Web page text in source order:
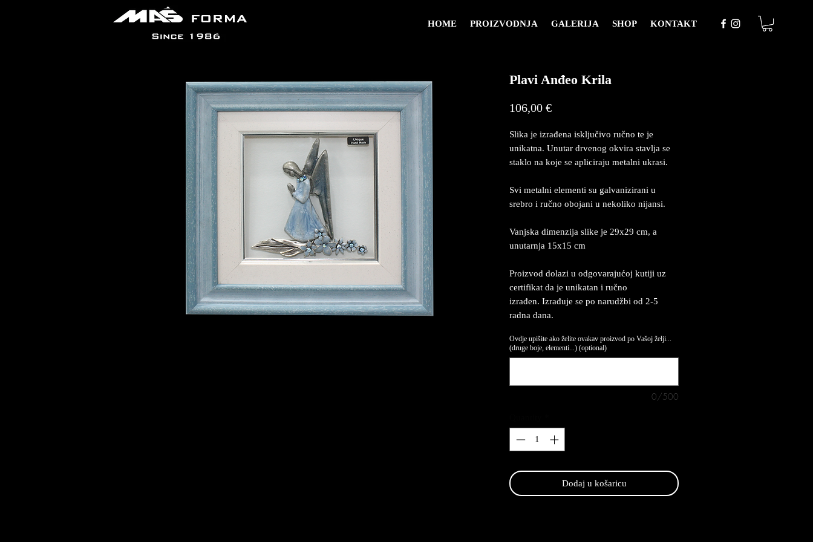
HOME PROIZVODNJA GALERIJA SHOP KONTAKT
Plavi Anđeo Krila
106,00 €Price
Slika je izrađena isključivo ručno te je
unikatna. Unutar drvenog okvira stavlja se
staklo na koje se apliciraju metalni ukrasi.
Svi metalni elementi su galvanizirani u
srebro i ručno obojani u nekoliko nijansi.
Vanjska dimenzija slike je 29x29 cm, a
unutarnja 15x15 cm
Proizvod dolazi u odgovarajućoj kutiji uz
certifikat da je unikatan i ručno
izrađen. Izrađuje se po narudžbi od 2-5
radna dana.
Ovdje upišite ako želite ovakav proizvod po Vašoj želji...
(druge boje, elementi...) (optional)
0/500
Dodaj u košaricu